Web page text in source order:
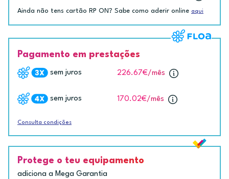
Ainda não tens cartão RP ON? Sabe como aderir online aqui
Pagamento em prestações
sem juros 226.67€/mês
sem juros 170.02€/mês
Consulta condições
Protege o teu equipamento
adiciona a Mega Garantia